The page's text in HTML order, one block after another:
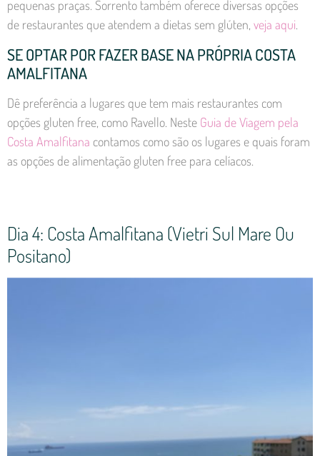
pequenas praças. Sorrento também oferece diversas opções
de restaurantes que atendem a dietas sem glúten, veja aqui.
SE OPTAR POR FAZER BASE NA PRÓPRIA COSTA
AMALFITANA
Dê preferência a lugares que tem mais restaurantes com
opções gluten free, como Ravello. Neste Guia de Viagem pela
Costa Amalfitana contamos como são os lugares e quais foram
as opções de alimentação gluten free para celíacos.
Dia 4: Costa Amalfitana (Vietri Sul Mare Ou
Positano)